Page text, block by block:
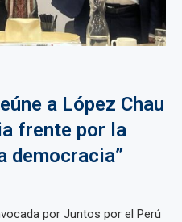
a López Chau
frente por la
democracia”
por Juntos por el Perú